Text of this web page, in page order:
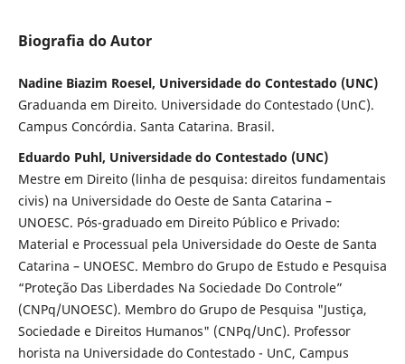
Biografia do Autor
Nadine Biazim Roesel, Universidade do Contestado (UNC)
Graduanda em Direito. Universidade do Contestado (UnC).
Campus Concórdia. Santa Catarina. Brasil.
Eduardo Puhl, Universidade do Contestado (UNC)
Mestre em Direito (linha de pesquisa: direitos fundamentais
civis) na Universidade do Oeste de Santa Catarina –
UNOESC. Pós-graduado em Direito Público e Privado:
Material e Processual pela Universidade do Oeste de Santa
Catarina – UNOESC. Membro do Grupo de Estudo e Pesquisa
“Proteção Das Liberdades Na Sociedade Do Controle”
(CNPq/UNOESC). Membro do Grupo de Pesquisa "Justiça,
Sociedade e Direitos Humanos" (CNPq/UnC). Professor
horista na Universidade do Contestado - UnC, Campus